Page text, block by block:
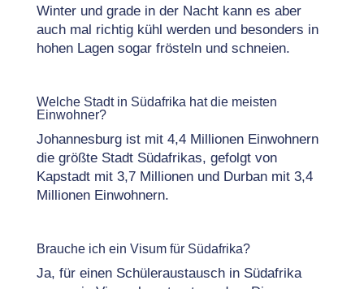
Winter und grade in der Nacht kann es aber
auch mal richtig kühl werden und besonders in
hohen Lagen sogar frösteln und schneien.
Welche Stadt in Südafrika hat die meisten
Einwohner?
Johannesburg ist mit 4,4 Millionen Einwohnern
die größte Stadt Südafrikas, gefolgt von
Kapstadt mit 3,7 Millionen und Durban mit 3,4
Millionen Einwohnern.
Brauche ich ein Visum für Südafrika?
Ja, für einen Schüleraustausch in Südafrika